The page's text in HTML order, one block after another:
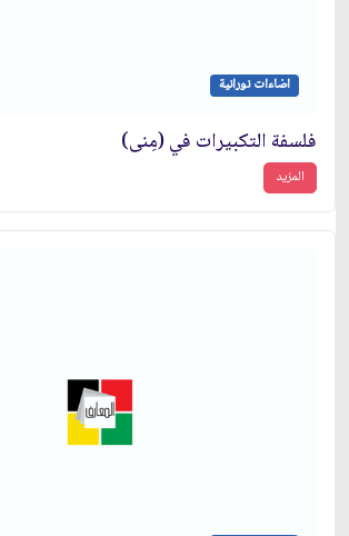
اضاءات نورانية
فلسفة التكبيرات في (مِنى)
المزيد